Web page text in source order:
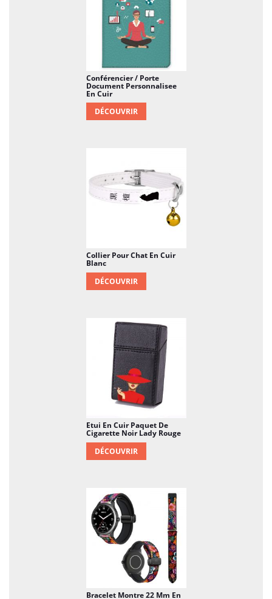
Conférencier / Porte
Document Personnalisee
En Cuir
DÉCOUVRIR
Collier Pour Chat En Cuir
Blanc
DÉCOUVRIR
Etui En Cuir Paquet De
Cigarette Noir Lady Rouge
DÉCOUVRIR
Bracelet Montre 22 Mm En